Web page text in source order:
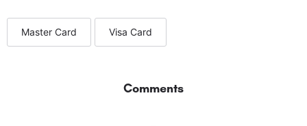
Master Card Visa Card
Comments